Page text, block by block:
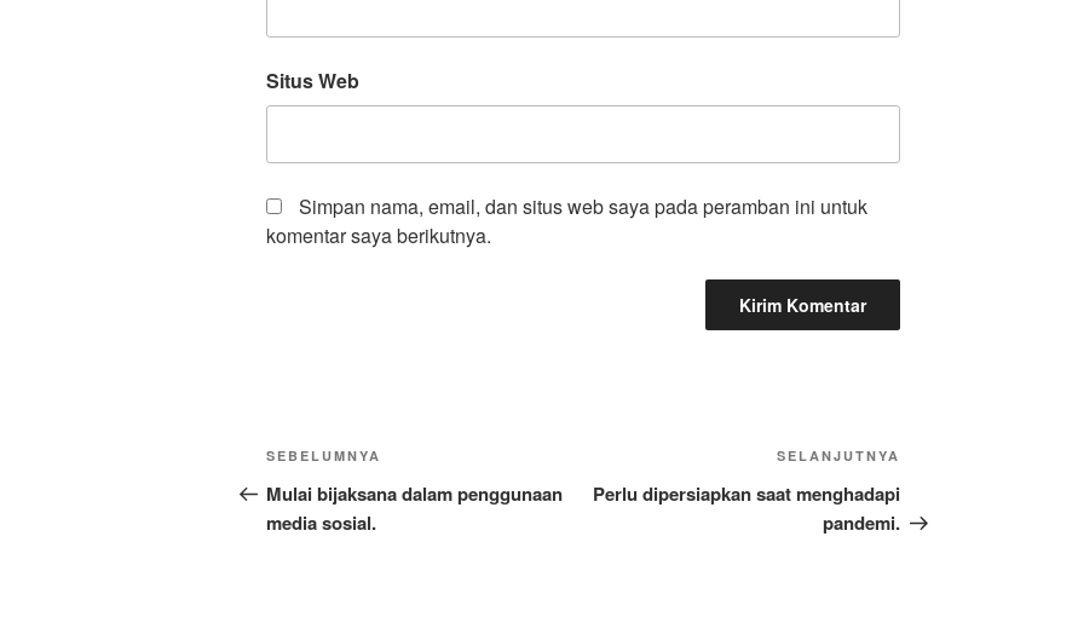
Situs Web
Simpan nama, email, dan situs web saya pada peramban ini untuk
komentar saya berikutnya.
Navigasi
pos
Pos
Sebelumnya
SEBELUMNYA
Mulai bijaksana dalam penggunaan
media sosial.
Selanjutnya
SELANJUTNYA
Perlu dipersiapkan saat menghadapi
pandemi.